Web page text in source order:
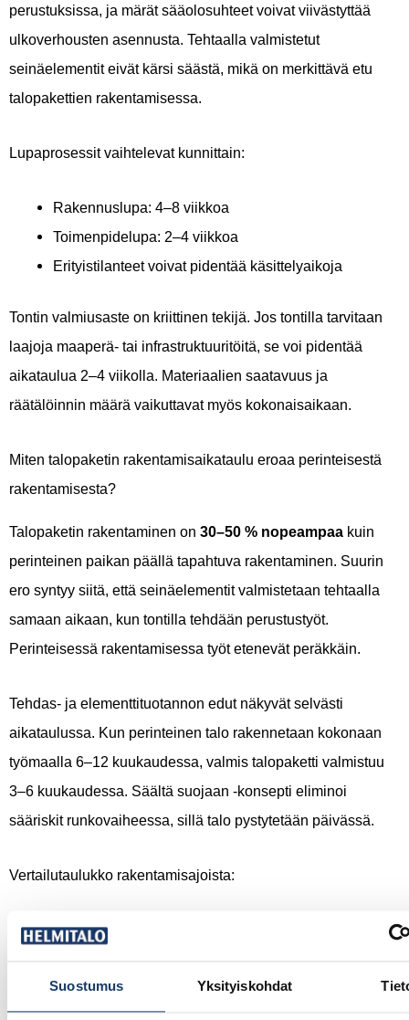
Suostumus Yksityiskohdat
perustuksissa, ja märät sääolosuhteet voivat viivästyttää
ulkoverhousten asennusta. Tehtaalla valmistetut
seinäelementit eivät kärsi säästä, mikä on merkittävä etu
talopakettien rakentamisessa.
Lupaprosessit vaihtelevat kunnittain:
Rakennuslupa: 4–8 viikkoa
Toimenpidelupa: 2–4 viikkoa
Erityistilanteet voivat pidentää käsittelyaikoja
Tontin valmiusaste on kriittinen tekijä. Jos tontilla tarvitaan
laajoja maaperä- tai infrastruktuuritöitä, se voi pidentää
aikataulua 2–4 viikolla. Materiaalien saatavuus ja
räätälöinnin määrä vaikuttavat myös kokonaisaikaan.
Miten talopaketin rakentamisaikataulu eroaa perinteisestä
rakentamisesta?
Talopaketin rakentaminen on 30–50 % nopeampaa kuin
perinteinen paikan päällä tapahtuva rakentaminen. Suurin
ero syntyy siitä, että seinäelementit valmistetaan tehtaalla
samaan aikaan, kun tontilla tehdään perustustyöt.
Perinteisessä rakentamisessa työt etenevät peräkkäin.
Tehdas- ja elementtituotannon edut näkyvät selvästi
aikataulussa. Kun perinteinen talo rakennetaan kokonaan
työmaalla 6–12 kuukaudessa, valmis talopaketti valmistuu
3–6 kuukaudessa. Säältä suojaan -konsepti eliminoi
sääriskit runkovaiheessa, sillä talo pystytetään päivässä.
Vertailutaulukko rakentamisajoista:
Rakentamistapa
Talopaketti 3–6 kk